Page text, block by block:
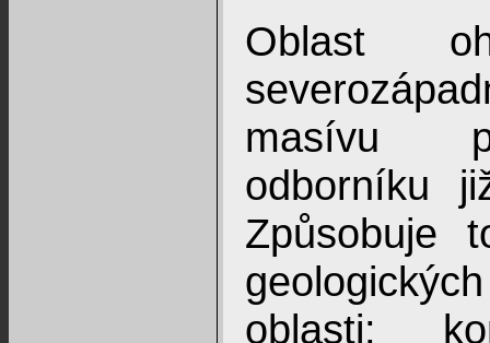
Oblast
masívu
odborníku
Způsobuje
oblasti: